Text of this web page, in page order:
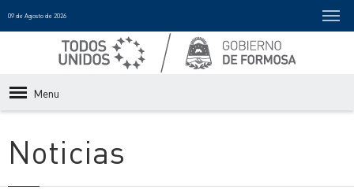
09 de Agosto de 2026
Menu
Noticias